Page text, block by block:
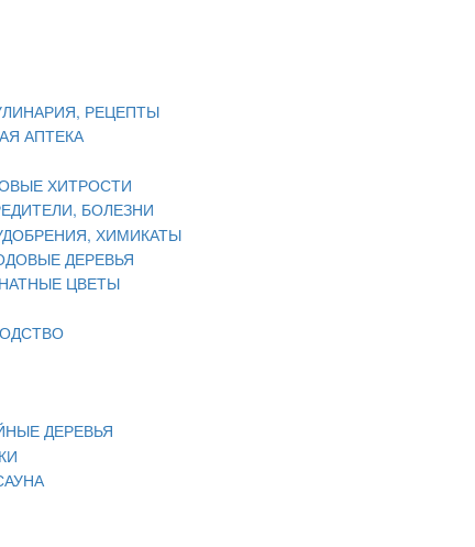
РЕЦЕПТЫ
АПТЕКА
ХИТРОСТИ
БОЛЕЗНИ
ХИМИКАТЫ
ДЕРЕВЬЯ
ЦВЕТЫ
ДЕРЕВЬЯ